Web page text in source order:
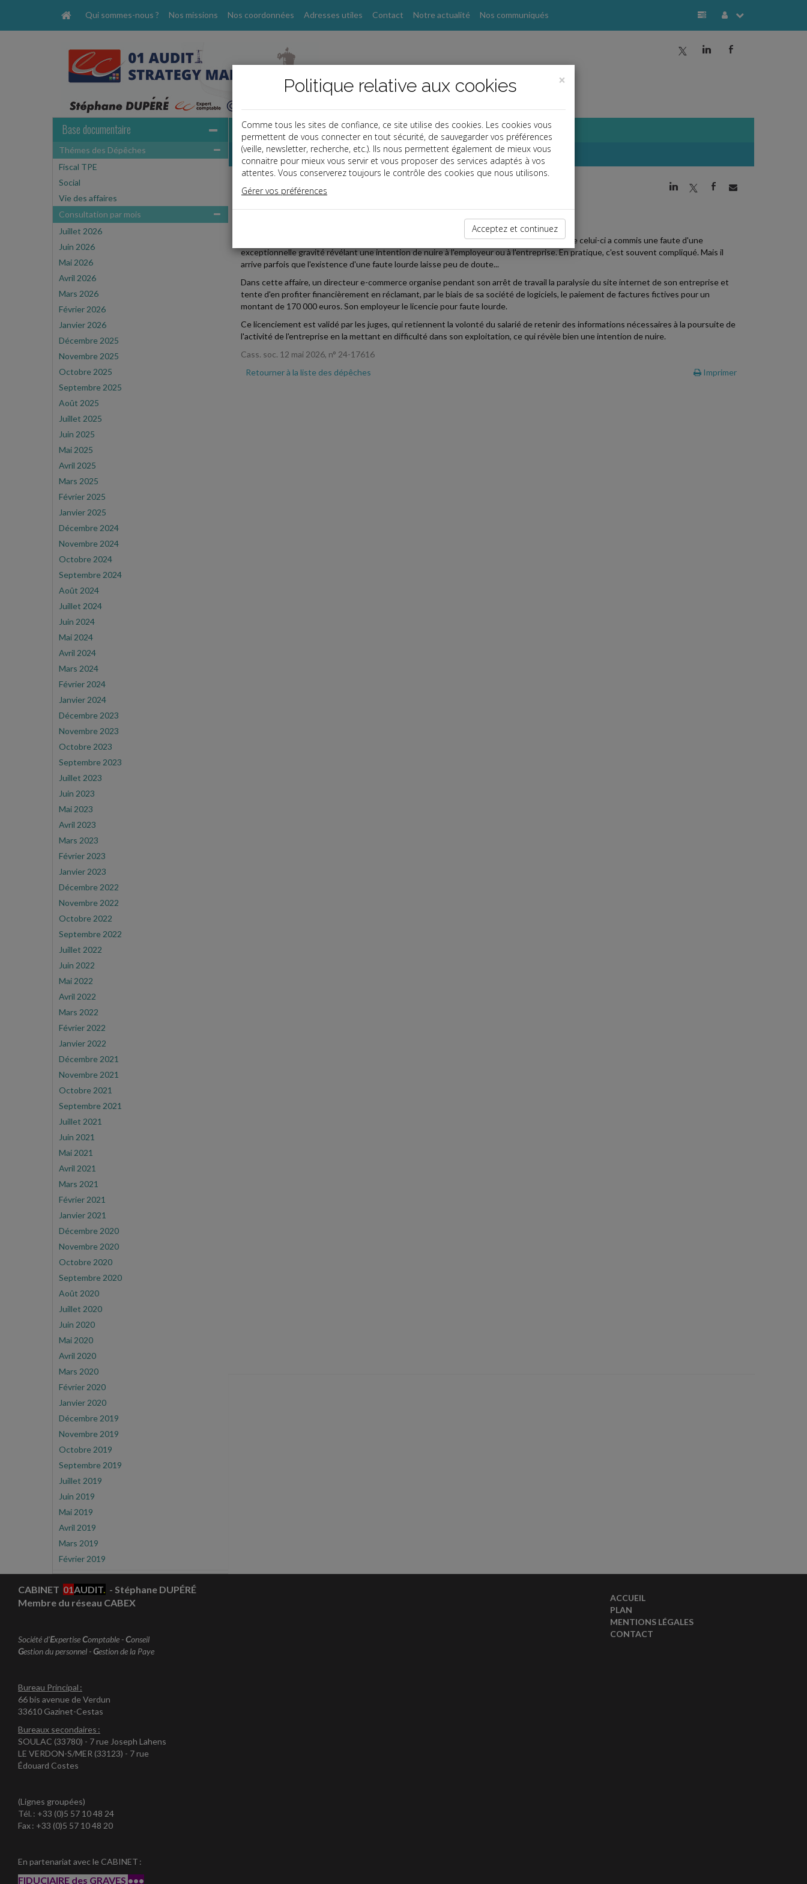
Qui sommes-nous ? Nos missions Nos coordonnées Adresses utiles Contact Notre actualité Nos communiqués
b
j
a
Base documentaire
Thémes des Dépêches
Fiscal TPE
Social
Vie des affaires
Consultation par mois
Juillet 2026
Juin 2026
Mai 2026
Avril 2026
Mars 2026
Février 2026
Janvier 2026
Décembre 2025
Novembre 2025
Octobre 2025
Septembre 2025
Août 2025
Juillet 2025
Juin 2025
Mai 2025
Avril 2025
Mars 2025
Février 2025
Janvier 2025
Décembre 2024
Novembre 2024
Octobre 2024
Septembre 2024
Août 2024
Juillet 2024
Juin 2024
Mai 2024
Avril 2024
Mars 2024
Février 2024
Janvier 2024
Décembre 2023
Novembre 2023
Octobre 2023
Septembre 2023
Juillet 2023
Juin 2023
Mai 2023
Avril 2023
Mars 2023
Février 2023
Janvier 2023
Décembre 2022
Novembre 2022
Octobre 2022
Septembre 2022
Juillet 2022
Juin 2022
Mai 2022
Avril 2022
Mars 2022
Février 2022
Janvier 2022
Décembre 2021
Novembre 2021
Octobre 2021
Septembre 2021
Juillet 2021
Juin 2021
Mai 2021
Avril 2021
Mars 2021
Février 2021
Janvier 2021
Décembre 2020
Novembre 2020
Octobre 2020
Septembre 2020
Août 2020
Juillet 2020
Juin 2020
Mai 2020
Avril 2020
Mars 2020
Février 2020
Janvier 2020
Décembre 2019
Novembre 2019
Octobre 2019
Septembre 2019
Juillet 2019
Juin 2019
Mai 2019
Avril 2019
Mars 2019
Février 2019
Dépêches
j a b
Date: 2026-06-03
PARALYSIE DU SITE WEB PAR LE DIRECTEUR E-COMMERCE
Pour licencier un salarié pour faute lourde, l'employeur doit être en mesure de prouver que celui-ci a commis une faute d'une
exceptionnelle gravité révélant une intention de nuire à l'employeur ou à l'entreprise. En pratique, c'est souvent compliqué. Mais il
arrive parfois que l'existence d'une faute lourde laisse peu de doute...
Dans cette affaire, un directeur e-commerce organise pendant son arrêt de travail la paralysie du site internet de son entreprise et
tente d'en profiter financièrement en réclamant, par le biais de sa société de logiciels, le paiement de factures fictives pour un
montant de 170 000 euros. Son employeur le licencie pour faute lourde.
Ce licenciement est validé par les juges, qui retiennent la volonté du salarié de retenir des informations nécessaires à la poursuite de
l'activité de l'entreprise en la mettant en difficulté dans son exploitation, ce qui révèle bien une intention de nuire.
Cass. soc. 12 mai 2026, n° 24-17616
Retourner à la liste des dépêches
Imprimer
CABINET 01AUDIT. - Stéphane DUPÉRÉ
Membre du réseau CABEX
Société d'ExpertiseComptable -Conseil
Gestion du personnel -Gestion de la Paye
Bureau Principal :
66 bis avenue de Verdun
33610 Gazinet-Cestas
Bureaux secondaires :
SOULAC (33780) - 7 rue Joseph Lahens
LE VERDON-S/MER (33123) - 7 rue
Édouard Costes
(Lignes groupées)
Tél. : +33 (0)5 57 10 48 24
Fax : +33 (0)5 57 10 48 20
En partenariat avec le CABINET :
FIDUCIAIRE des GRAVES •••
ACCUEIL
PLAN
MENTIONS LÉGALES
CONTACT
×
Politique relative aux cookies
Comme tous les sites de confiance, ce site utilise des cookies. Les cookies vous
permettent de vous connecter en tout sécurité, de sauvegarder vos préférences
(veille, newsletter, recherche, etc.). Ils nous permettent également de mieux vous
connaitre pour mieux vous servir et vous proposer des services adaptés à vos
attentes. Vous conserverez toujours le contrôle des cookies que nous utilisons.
Gérer vos préférences
Acceptez et continuez